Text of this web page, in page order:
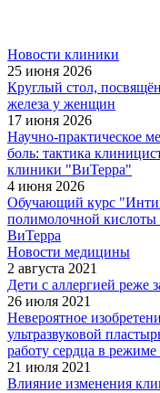
Новости клиники
25 июня 2026
Круглый стол,
железа у женщин
17 июня 2026
Научно-практическое
боль: тактика
клиники "ВиТерра"
4 июня 2026
Обучающий курс
полимолочной кислоты
ВиТерра
Новости медицины
2 августа 2021
Дети с аллергией реже
26 июля 2021
Невероятное
ультразвуковой
работу сердца в
21 июля 2021
Влияние изменения